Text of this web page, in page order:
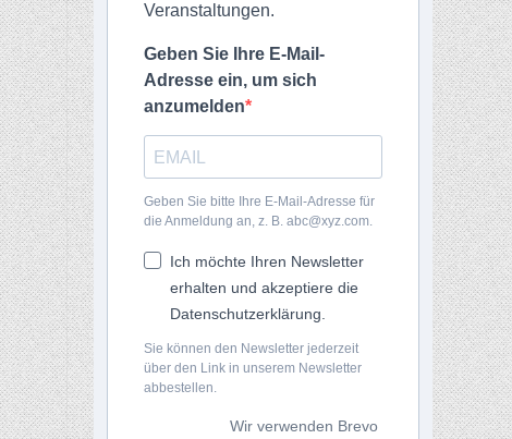
Veranstaltungen.
Geben Sie Ihre E-Mail-
Adresse ein, um sich
anzumelden
Geben Sie bitte Ihre E-Mail-Adresse für
die Anmeldung an, z. B. abc@xyz.com.
Ich möchte Ihren Newsletter
erhalten und akzeptiere die
Datenschutzerklärung.
Sie können den Newsletter jederzeit
über den Link in unserem Newsletter
abbestellen.
Wir verwenden Brevo